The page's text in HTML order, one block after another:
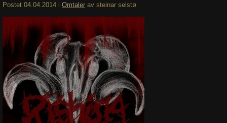
Postet 04.04.2014 i Omtaler av steinar selstø